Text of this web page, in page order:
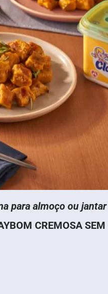
para almoço ou jantar
CREMOSA